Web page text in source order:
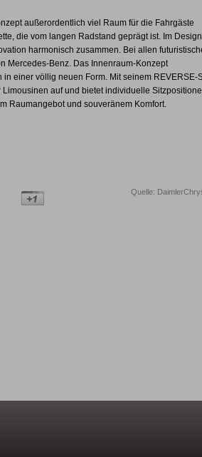
außerordentlich viel Raum für die Fahrgäste
die vom langen Radstand geprägt ist. Im Design
harmonisch zusammen. Bei allen
Mercedes-Benz. Das Innenraum-Konzept
einer völlig neuen Form. Mit seinem REVERSE-
auf und bietet individuelle
Raumangebot und souveränem Komfort.
Quelle: